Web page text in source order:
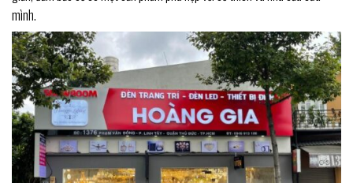
mình.